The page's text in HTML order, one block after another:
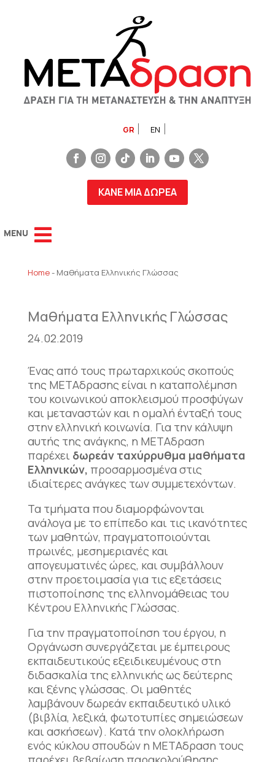
GR EN
ΚΑΝΕ ΜΙΑ ΔΩΡΕΑ
Home- Μαθήματα Ελληνικής Γλώσσας
Μαθήματα Ελληνικής Γλώσσας
24.02.2019
Ένας από τους πρωταρχικούς σκοπούς
της ΜΕΤΑδρασης είναι η καταπολέμηση
του κοινωνικού αποκλεισμού προσφύγων
και μεταναστών και η ομαλή ένταξή τους
στην ελληνική κοινωνία. Για την κάλυψη
αυτής της ανάγκης, η ΜΕΤΑδραση
παρέχει δωρεάν ταχύρρυθμα μαθήματα
Ελληνικών, προσαρμοσμένα στις
ιδιαίτερες ανάγκες των συμμετεχόντων.
Τα τμήματα που διαμορφώνονται
ανάλογα με το επίπεδο και τις ικανότητες
των μαθητών, πραγματοποιούνται
πρωινές, μεσημεριανές και
απογευματινές ώρες, και συμβάλλουν
στην προετοιμασία για τις εξετάσεις
πιστοποίησης της ελληνομάθειας του
Κέντρου Ελληνικής Γλώσσας.
Για την πραγματοποίηση του έργου, η
Οργάνωση συνεργάζεται με έμπειρους
εκπαιδευτικούς εξειδικευμένους στη
διδασκαλία της ελληνικής ως δεύτερης
και ξένης γλώσσας. Οι μαθητές
λαμβάνουν δωρεάν εκπαιδευτικό υλικό
(βιβλία, λεξικά, φωτοτυπίες σημειώσεων
και ασκήσεων). Κατά την ολοκλήρωση
ενός κύκλου σπουδών η ΜΕΤΑδραση τους